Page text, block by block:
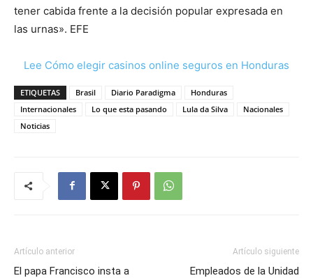
tener cabida frente a la decisión popular expresada en
las urnas». EFE
Lee Cómo elegir casinos online seguros en Honduras
ETIQUETAS Brasil Diario Paradigma
Honduras
Internacionales
Lo que esta pasando Lula da Silva
Nacionales
Noticias
Artículo anterior
El papa Francisco insta a
Artículo siguiente
Empleados de la Unidad